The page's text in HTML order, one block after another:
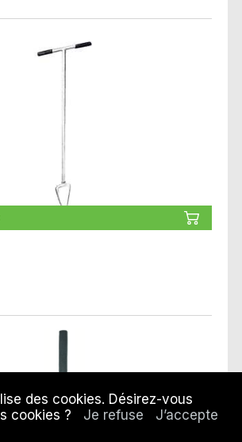
des cookies. Désirez-vous
cookies ?
Je refuse J’accepte